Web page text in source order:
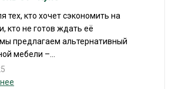
тех, кто хочет сэкономить на
кто не готов ждать её
предлагаем альтернативный
мебели –...